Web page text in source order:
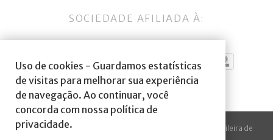
Uso de cookies - Guardamos estatísticas
de visitas para melhorar sua experiência
de navegação. Ao continuar, você
concorda com nossa política de
privacidade.
SOCIEDADE AFILIADA À:
© 2023 Todos os direitos reservados à SBA Sociedade Brasileira de